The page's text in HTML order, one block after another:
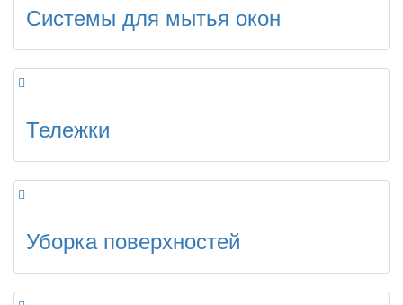
Системы для мытья окон
Тележки
Уборка поверхностей